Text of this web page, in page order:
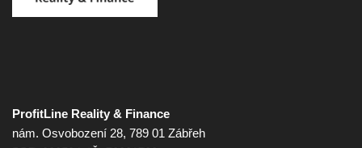
ProfitLine Reality & Finance
nám. Osvobození 28, 789 01 Zábřeh